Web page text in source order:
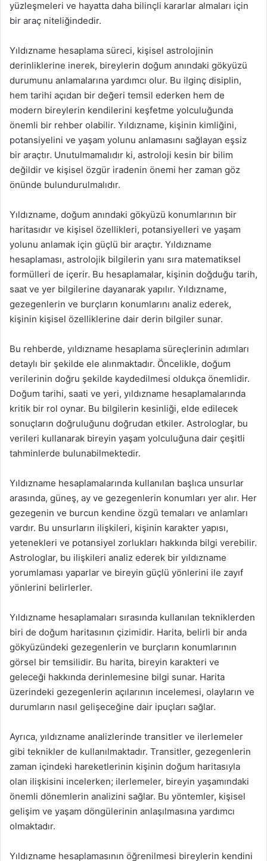
yüzleşmeleri ve hayatta daha bilinçli kararlar almaları için
bir araç niteliğindedir.
Yıldızname hesaplama süreci, kişisel astrolojinin
derinliklerine inerek, bireylerin doğum anındaki gökyüzü
durumunu anlamalarına yardımcı olur. Bu ilginç disiplin,
hem tarihi açıdan bir değeri temsil ederken hem de
modern bireylerin kendilerini keşfetme yolculuğunda
önemli bir rehber olabilir. Yıldızname, kişinin kimliğini,
potansiyelini ve yaşam yolunu anlamasını sağlayan eşsiz
bir araçtır. Unutulmamalıdır ki, astroloji kesin bir bilim
değildir ve kişisel özgür iradenin önemi her zaman göz
önünde bulundurulmalıdır.
Yıldızname, doğum anındaki gökyüzü konumlarının bir
haritasıdır ve kişisel özellikleri, potansiyelleri ve yaşam
yolunu anlamak için güçlü bir araçtır. Yıldızname
hesaplaması, astrolojik bilgilerin yanı sıra matematiksel
formülleri de içerir. Bu hesaplamalar, kişinin doğduğu tarih,
saat ve yer bilgilerine dayanarak yapılır. Yıldızname,
gezegenlerin ve burçların konumlarını analiz ederek,
kişinin kişisel özelliklerine dair derin bilgiler sunar.
Bu rehberde, yıldızname hesaplama süreçlerinin adımları
detaylı bir şekilde ele alınmaktadır. Öncelikle, doğum
verilerinin doğru şekilde kaydedilmesi oldukça önemlidir.
Doğum tarihi, saati ve yeri, yıldızname hesaplamalarında
kritik bir rol oynar. Bu bilgilerin kesinliği, elde edilecek
sonuçların doğruluğunu doğrudan etkiler. Astrologlar, bu
verileri kullanarak bireyin yaşam yolculuğuna dair çeşitli
tahminlerde bulunabilmektedir.
Yıldızname hesaplamalarında kullanılan başlıca unsurlar
arasında, güneş, ay ve gezegenlerin konumları yer alır. Her
gezegenin ve burcun kendine özgü temaları ve anlamları
vardır. Bu unsurların ilişkileri, kişinin karakter yapısı,
yetenekleri ve potansiyel zorlukları hakkında bilgi verebilir.
Astrologlar, bu ilişkileri analiz ederek bir yıldızname
yorumlaması yaparlar ve bireyin güçlü yönlerini ile zayıf
yönlerini belirlerler.
Yıldızname hesaplamaları sırasında kullanılan tekniklerden
biri de doğum haritasının çizimidir. Harita, belirli bir anda
gökyüzündeki gezegenlerin ve burçların konumlarının
görsel bir temsilidir. Bu harita, bireyin karakteri ve
geleceği hakkında derinlemesine bilgi sunar. Harita
üzerindeki gezegenlerin açılarının incelemesi, olayların ve
durumların nasıl gelişeceğine dair ipuçları sağlar.
Ayrıca, yıldızname analizlerinde transitler ve ilerlemeler
gibi teknikler de kullanılmaktadır. Transitler, gezegenlerin
zaman içindeki hareketlerinin kişinin doğum haritasıyla
olan ilişkisini incelerken; ilerlemeler, bireyin yaşamındaki
önemli dönemlerin analizini sağlar. Bu yöntemler, kişisel
gelişim ve yaşam döngülerinin anlaşılmasına yardımcı
olmaktadır.
Yıldızname hesaplamasının öğrenilmesi bireylerin kendini